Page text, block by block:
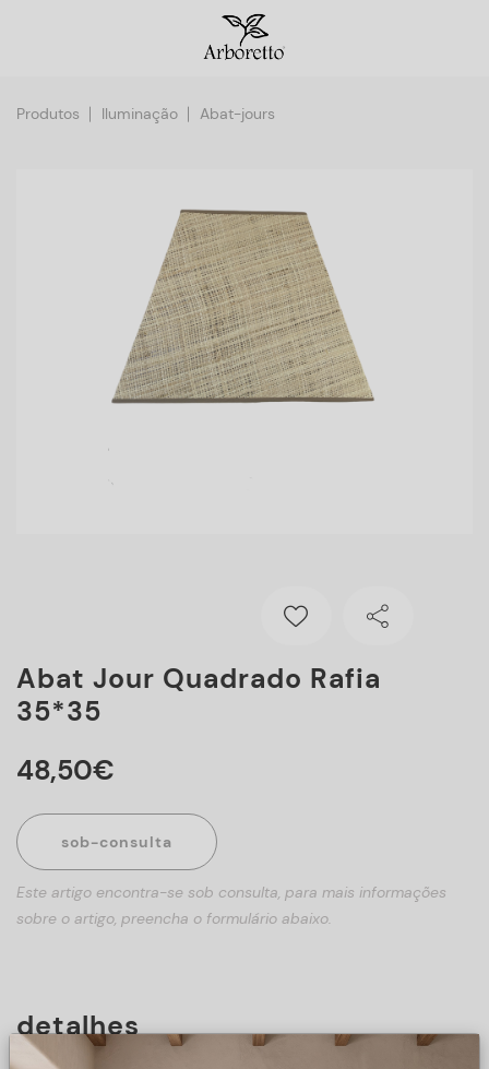
Produtos Iluminação Abat-jours
Abat Jour Quadrado Rafia
35*35
48,50€
sob-consulta
Este artigo encontra-se sob consulta, para mais informações
sobre o artigo, preencha o formulário abaixo.
detalhes